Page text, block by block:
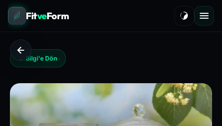
FitveForm
← Bilgi'e Dön